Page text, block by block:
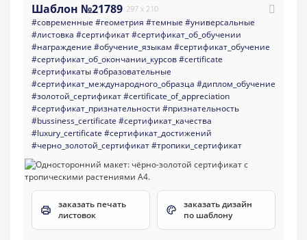
Шаблон №21789 297 x 210
#современные #геометрия #темные #универсальные
#листовка #сертификат#сертификат_об_обучении
#награждение #обучение_языкам #сертификат_обучение
#сертификат_об_окончании_курсов#certificate
#сертификаты#образовательные
#сертификат_международного_образца #диплом_обучение
#золотой_сертификат#certificate_of_appreciation
#сертификат_признательности #признательность
#bussiness_certificate #сертификат_качества
#luxury_certificate #сертификат_достижений
#черно_золотой_сертификат#тропики_сертификат
заказать печать
листовок
заказать дизайн
по шаблону